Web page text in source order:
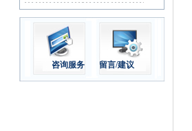
咨询服务 留言/建议